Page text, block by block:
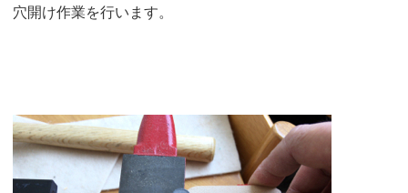
穴開け作業を行います。